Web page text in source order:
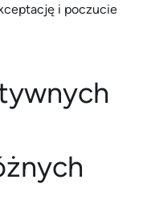
i poczucie